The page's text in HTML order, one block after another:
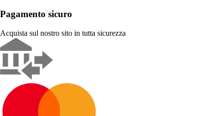
Pagamento sicuro
Acquista sul nostro sito in tutta sicurezza